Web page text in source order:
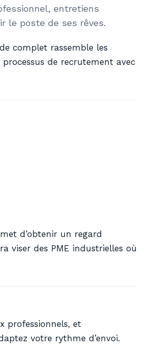
entretiens
le poste de ses rêves.
complet rassemble les
de recrutement avec
d’obtenir un regard
viser des PME industrielles où
professionnels, et
votre rythme d’envoi.